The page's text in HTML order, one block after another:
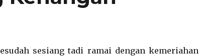
sesiang tadi ramai dengan kemeriahan